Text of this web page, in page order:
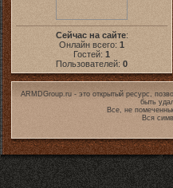
Сейчас на сайте:
Онлайн всего: 1
Гостей: 1
Пользователей: 0
ARMDGroup.ru - это открытый ресурс,
быть
Все, не
Вся